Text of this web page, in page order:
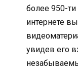
более 950-
интернете
увидев его